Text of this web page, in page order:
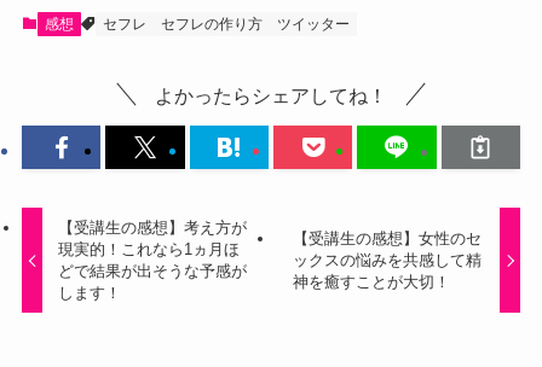
感想 セフレ セフレの作り方 ツイッター
よかったらシェアしてね！
【受講生の感想】考え方が
現実的！これなら1ヵ月ほ
どで結果が出そうな予感が
します！
【受講生の感想】女性のセ
ックスの悩みを共感して精
神を癒すことが大切！